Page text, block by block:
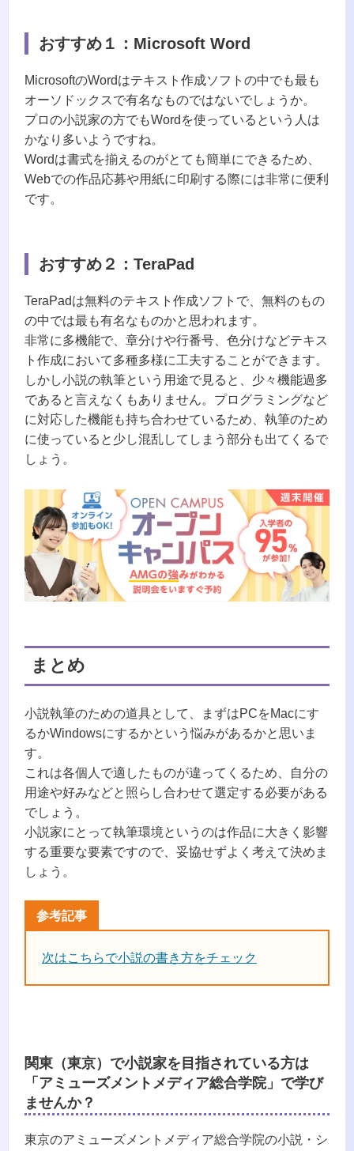
おすすめ１： Microsoft Word
MicrosoftのWordはテキスト作成ソフトの中でも最も
オーソドックスで有名なものではないでしょうか。
プロの小説家の方でもWordを使っているという人は
かなり多いようですね。
Wordは書式を揃えるのがとても簡単にできるため、
Webでの作品応募や用紙に印刷する際には非常に便利
です。
おすすめ２： TeraPad
TeraPadは無料のテキスト作成ソフトで、無料のもの
の中では最も有名なものかと思われます。
非常に多機能で、章分けや行番号、色分けなどテキス
ト作成において多種多様に工夫することができます。
しかし小説の執筆という用途で見ると、少々機能過多
であると言えなくもありません。プログラミングなど
に対応した機能も持ち合わせているため、執筆のため
に使っていると少し混乱してしまう部分も出てくるで
しょう。
まとめ
小説執筆のための道具として、まずはPCをMacにす
るかWindowsにするかという悩みがあるかと思いま
す。
これは各個人で適したものが違ってくるため、自分の
用途や好みなどと照らし合わせて選定する必要がある
でしょう。
小説家にとって執筆環境というのは作品に大きく影響
する重要な要素ですので、妥協せずよく考えて決めま
しょう。
次はこちらで小説の書き方をチェック
関東（東京）で小説家を目指されている方は
「アミューズメントメディア総合学院」で学び
ませんか？
東京のアミューズメントメディア総合学院の小説・シ